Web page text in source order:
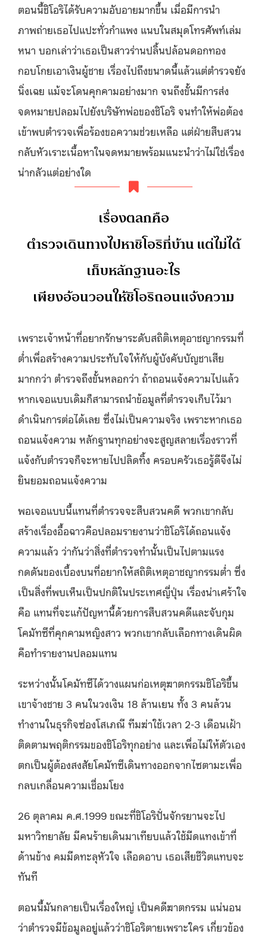
ตอนนี้ชิโอริได้รับความอับอายมากขึ้น เมื่อมีการนำ
ภาพถ่ายเธอไปแปะทั่วกำแพง แนบในสมุดโทรศัพท์เล่ม
หนา บอกเล่าว่าเธอเป็นสาวร่านปลิ้นปล้อนดอกทอง
กอบโกยเอาเงินผู้ชาย เรื่องไปถึงขนาดนี้แล้วแต่ตำรวจยัง
นิ่งเฉย แม้จะโดนคุกคามอย่างมาก จนถึงขั้นมีการส่ง
จดหมายปลอมไปยังบริษัทพ่อของชิโอริ จนทำให้พ่อต้อง
เข้าพบตำรวจเพื่อร้องขอความช่วยเหลือ แต่ฝ่ายสืบสวน
กลับหัวเราะเนื้อหาในจดหมายพร้อมแนะนำว่าไม่ใช่เรื่อง
น่ากลัวแต่อย่างใด
เรื่องตลกคือ
ตำรวจเดินทางไปหาชิโอริที่บ้าน แต่ไม่ได้
เก็บหลักฐานอะไร
เพียงอ้อนวอนให้ชิโอริถอนแจ้งความ
เพราะเจ้าหน้าที่อยากรักษาระดับสถิติเหตุอาชญากรรมที่
ต่ำเพื่อสร้างความประทับใจให้กับผู้บังคับบัญชาเสีย
มากกว่า ตำรวจถึงขั้นหลอกว่า ถ้าถอนแจ้งความไปแล้ว
หากเจอแบบเดิมก็สามารถนำข้อมูลที่ตำรวจเก็บไว้มา
ดำเนินการต่อได้เลย ซึ่งไม่เป็นความจริง เพราะหากเธอ
ถอนแจ้งความ หลักฐานทุกอย่างจะสูญสลายเรื่องราวที่
แจ้งกับตำรวจก็จะหายไปปลิดทิ้ง ครอบครัวเธอรู้ดีจึงไม่
ยินยอมถอนแจ้งความ
พอเจอแบบนี้แทนที่ตำรวจจะสืบสวนคดี พวกเขากลับ
สร้างเรื่องอื้อฉาวคือปลอมรายงานว่าชิโอริได้ถอนแจ้ง
ความแล้ว ว่ากันว่าสิ่งที่ตำรวจทำนั้นเป็นไปตามแรง
กดดันของเบื้องบนที่อยากให้สถิติเหตุอาชญากรรมต่ำ ซึ่ง
เป็นสิ่งที่พบเห็นเป็นปกติในประเทศญี่ปุ่น เรื่องน่าเศร้าใจ
คือ แทนที่จะแก้ปัญหานี้ด้วยการสืบสวนคดีและจับกุม
โคมัทซึที่คุกคามหญิงสาว พวกเขากลับเลือกทางเดินผิด
คือทำรายงานปลอมแทน
ระหว่างนั้นโคมัทซึได้วางแผนก่อเหตุฆาตกรรมชิโอริขึ้น
เขาจ้างชาย 3 คนในวงเงิน 18 ล้านเยน ทั้ง 3 คนล้วน
ทำงานในธุรกิจซ่องโสเภณี ทีมฆ่าใช้เวลา 2-3 เดือนเฝ้า
ติดตามพฤติกรรมของชิโอริทุกอย่าง และเพื่อไม่ให้ตัวเอง
ตกเป็นผู้ต้องสงสัยโคมัทซึเดินทางออกจากไซตามะเพื่อ
กลบเกลื่อนความเชื่อมโยง
26 ตุลาคม ค.ศ.1999 ขณะที่ชิโอริปั่นจักรยานจะไป
มหาวิทยาลัย มีคนร้ายเดินมาเทียบแล้วใช้มีดแทงเข้าที่
ด้านข้าง คมมีดทะลุหัวใจ เลือดอาบ เธอเสียชีวิตแทบจะ
ทันที
ตอนนี้มันกลายเป็นเรื่องใหญ่ เป็นคดีฆาตกรรม แน่นอน
ว่าตำรวจมีข้อมูลอยู่แล้วว่าชิโอริตายเพราะใคร เกี่ยวข้อง